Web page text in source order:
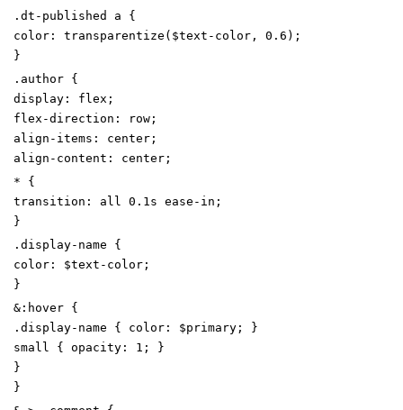
. dt-published a
{
color : transparentize ( $text-color , 0 .6 ) ;
}
. author {
display : flex ;
flex-direction : row ;
align-items : center ;
align-content : center ;
*
{
transition : all 0 .1 s ease-in ;
}
. display-name
{
color : $text-color ;
}
& : hover {
. display-name { color : $primary ;
}
small
{ opacity : 1 ;
}
}
}